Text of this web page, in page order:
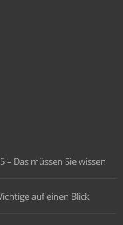
– Das müssen Sie wissen
auf einen Blick